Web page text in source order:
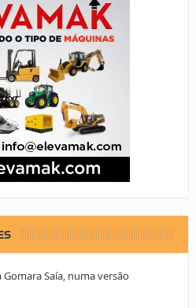
Gomara Saía, numa versão